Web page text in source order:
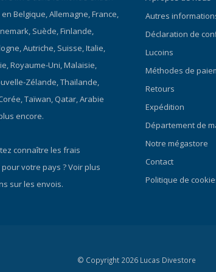
est un tissu Nylon 6.6
de 230 g/m², extrêmement
fois souplesse et durabilité.
- Genoux et arrière Dans les
sollicitées, telles que les
le besoin de flexibilité
robuste. Dans ces zones,
extrêmement résistant à
230 g/m² est appliquée sur le
pour une durabilité
Front Entry YKK Front Zip
Main Fabric - Butyl
Belgique, Allemagne, France,
Suède, Finlande,
Autriche, Suisse, Italie,
Royaume-Uni, Malaisie,
Zélande, Thaïlande,
Taïwan, Qatar, Arabie
encore.
connaître les frais
votre pays ?Voir plus
sur les envois.
Autres
Déclaration de
Lucoins
Méthodes de
Retours
Expédition
Département de
Notre mégastore
Contact
Politique de
© Copyright 2026 Lucas Divestore